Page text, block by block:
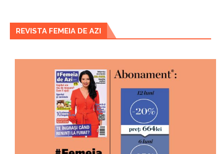
REVISTA FEMEIA DE AZI